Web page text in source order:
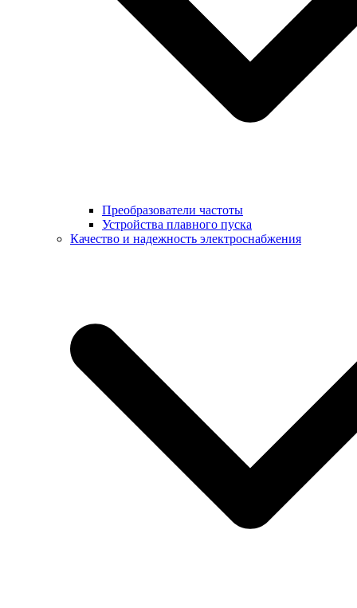
Преобразователи частоты
Устройства плавного пуска
Качество и надежность электроснабжения